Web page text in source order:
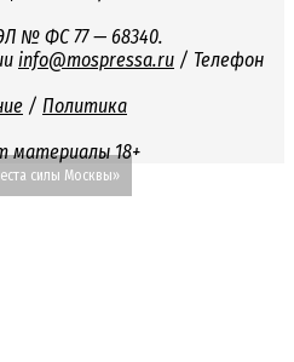
силы Москвы»
№ ФС 77 — 68340.
info@mospressa.ru / Телефон
/ Политика
материалы 18+